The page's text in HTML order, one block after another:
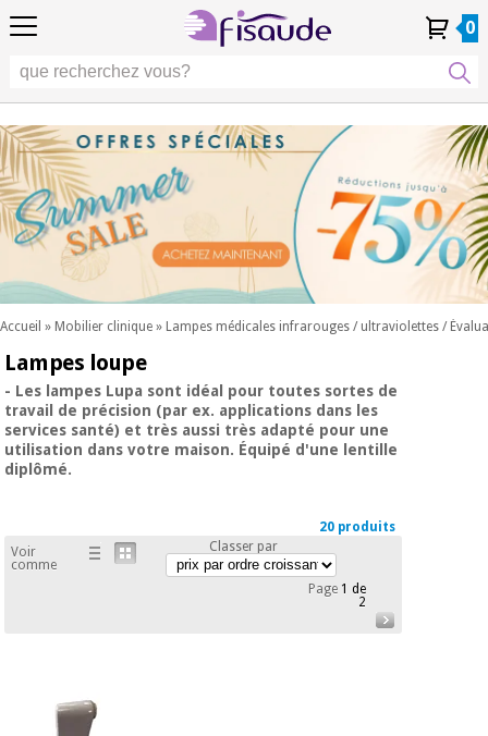
Compte
commandes
4,8 4,8
différentielles
Occasion
Fisaude
SUMMER
SALE
Nos
produits
Kinefis
Nouveautes
Offres
Physiothérapie
Podologie
Esthétique,
dermocosmétique
et médecine
esthétique
Bien-
qualité
de vie
et
du
corps
Dentisterie
Médecine
FR
DE
PT
0
Accueil » Mobilier clinique » Lampes médicales infrarouges / ultraviolettes /
Compte
commandes
4,8
différentielles
Occasion
Fisaude
SUMMER
SALE
Nos
produits
Kinefis
Nouveautes
Physiothérapie
Esthétique,
dermocosmétique
et médecine
esthétique
Bien-
être,
de vie
et
soins
du
corps
traditionnelle
chinoise
FR
DE
PT
Lampes loupe
- Les lampes Lupa sont idéal pour toutes sortes de
travail de précision (par ex. applications dans les
services santé) et très aussi très adapté pour une
utilisation dans votre maison. Équipé d'une lentille
diplômé.
20 produits
Voir
comme
Classer par
Page1 de
2